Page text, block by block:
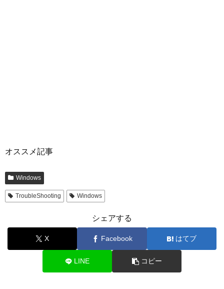
オススメ記事
Windows
TroubleShooting Windows
シェアする
X Facebook はてブ
LINE コピー